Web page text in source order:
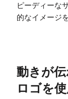
ピーディーな
的なイメージ
動きが
ロゴを